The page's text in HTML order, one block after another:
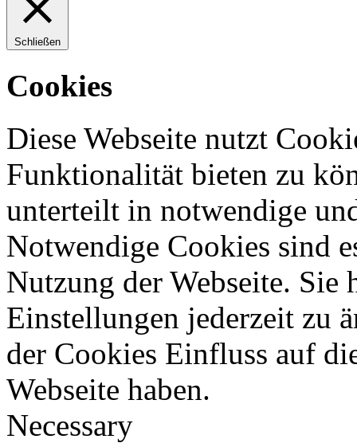
Schließen
Cookies
Diese Webseite nutzt
Funktionalität bieten zu
unterteilt in notwendige
Notwendige Cookies sind
Nutzung der Webseite.
Einstellungen jederzeit zu
der Cookies Einfluss auf
Webseite haben.
Necessary